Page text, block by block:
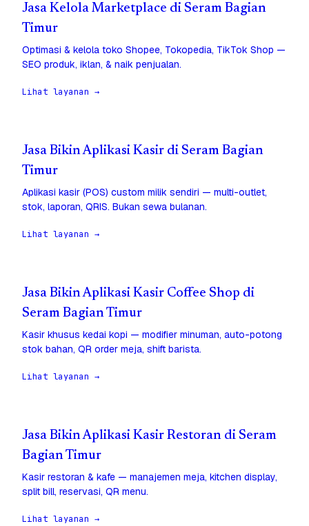
Jasa Kelola Marketplace di Seram Bagian
Timur
Optimasi & kelola toko Shopee, Tokopedia, TikTok Shop —
SEO produk, iklan, & naik penjualan.
Lihat layanan →
Jasa Bikin Aplikasi Kasir di Seram Bagian
Timur
Aplikasi kasir (POS) custom milik sendiri — multi-outlet,
stok, laporan, QRIS. Bukan sewa bulanan.
Lihat layanan →
Jasa Bikin Aplikasi Kasir Coffee Shop di
Seram Bagian Timur
Kasir khusus kedai kopi — modifier minuman, auto-potong
stok bahan, QR order meja, shift barista.
Lihat layanan →
Jasa Bikin Aplikasi Kasir Restoran di Seram
Bagian Timur
Kasir restoran & kafe — manajemen meja, kitchen display,
split bill, reservasi, QR menu.
Lihat layanan →